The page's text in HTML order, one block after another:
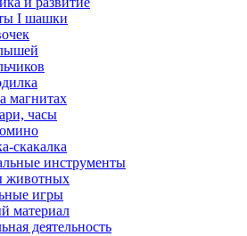
I шашки
магнитах
часы
скакалка
инструменты
животных
игры
материал
деятельность